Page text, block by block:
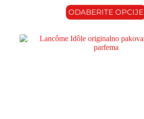
ODABERITE OPCIJE